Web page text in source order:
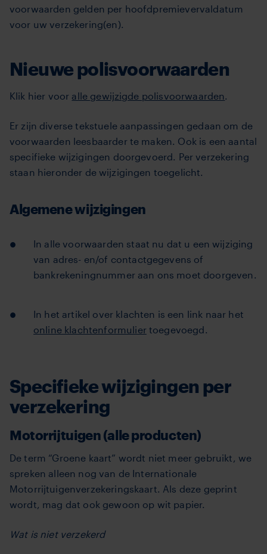
voorwaarden gelden per hoofdpremievervaldatum
voor uw verzekering(en).
Nieuwe polisvoorwaarden
Klik hier voor alle gewijzigde polisvoorwaarden.
Er zijn diverse tekstuele aanpassingen gedaan om de
voorwaarden leesbaarder te maken. Ook is een aantal
specifieke wijzigingen doorgevoerd. Per verzekering
staan hieronder de wijzigingen toegelicht.
Algemene wijzigingen
In alle voorwaarden staat nu dat u een wijziging
van adres- en/of contactgegevens of
bankrekeningnummer aan ons moet doorgeven.
In het artikel over klachten is een link naar het
online klachtenformuliertoegevoegd.
Specifieke wijzigingen per
verzekering
Motorrijtuigen (alle producten)
De term “Groene kaart” wordt niet meer gebruikt, we
spreken alleen nog van de Internationale
Motorrijtuigenverzekeringskaart. Als deze geprint
wordt, mag dat ook gewoon op wit papier.
Wat is niet verzekerd